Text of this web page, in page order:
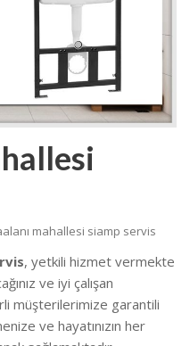
mahallesi siamp servis
, yetkili hizmet vermekte
ve iyi çalışan
müşterilerimize garantili
ve hayatınızın her